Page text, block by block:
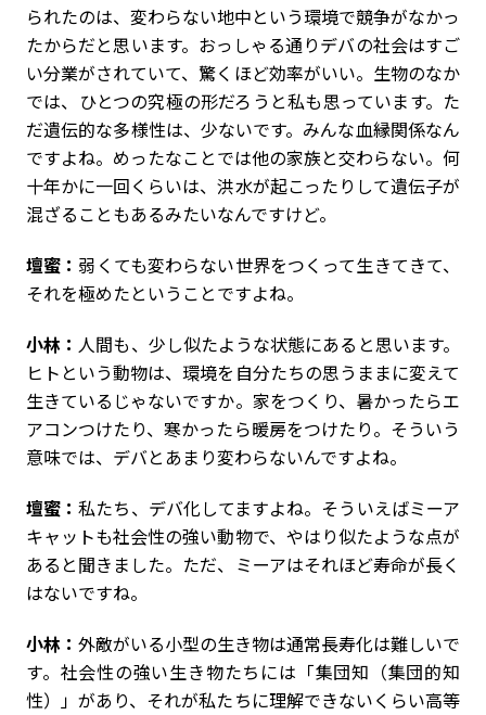
られたのは、変わらない地中という環境で競争がなかっ
たからだと思います。おっしゃる通りデバの社会はすご
い分業がされていて、驚くほど効率がいい。生物のなか
では、ひとつの究極の形だろうと私も思っています。た
だ遺伝的な多様性は、少ないです。みんな血縁関係なん
ですよね。めったなことでは他の家族と交わらない。何
十年かに一回くらいは、洪水が起こったりして遺伝子が
混ざることもあるみたいなんですけど。
壇蜜： 弱くても変わらない世界をつくって生きてきて、
それを極めたということですよね。
小林： 人間も、少し似たような状態にあると思います。
ヒトという動物は、環境を自分たちの思うままに変えて
生きているじゃないですか。家をつくり、暑かったらエ
アコンつけたり、寒かったら暖房をつけたり。そういう
意味では、デバとあまり変わらないんですよね。
壇蜜：私たち、デバ化してますよね。そういえばミーア
キャットも社会性の強い動物で、やはり似たような点が
あると聞きました。ただ、ミーアはそれほど寿命が長く
はないですね。
小林： 外敵がいる小型の生き物は通常長寿化は難しいで
す。社会性の強い生き物たちには「集団知（集団的知
性）」があり、それが私たちに理解できないくらい高等